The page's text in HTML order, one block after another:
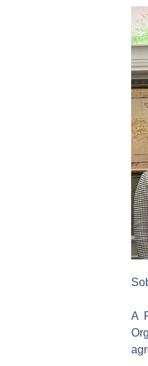
A